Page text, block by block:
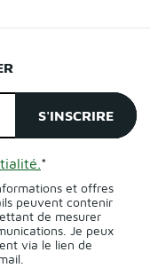
*
et offres
peuvent contenir
de mesurer
Je peux
via le lien de